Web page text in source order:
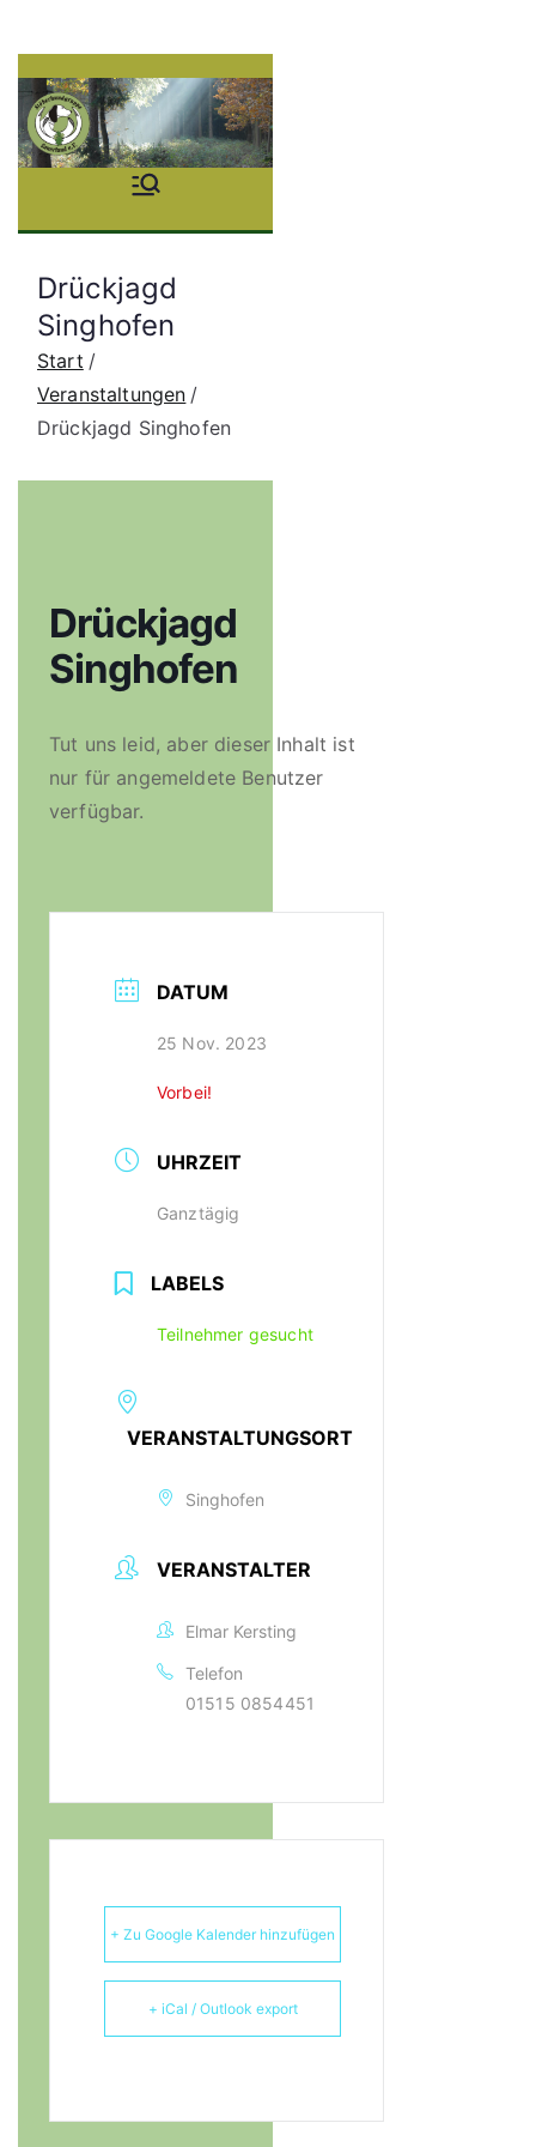
Inhalt
springen
Stöb
erhu
ndgr
uppe
Saue
Drückjagd
Singhofen
Start
Veranstaltungen
Drückjagd Singhofen
Drückjagd
Singhofen
Tut uns leid, aber dieser Inhalt ist
nur für angemeldete Benutzer
verfügbar.
DATUM
25 Nov. 2023
Vorbei!
UHRZEIT
Ganztägig
LABELS
Teilnehmer gesucht
VERANSTALTUNGSORT
Singhofen
VERANSTALTER
Elmar Kersting
Telefon
01515 0854451
+ Zu Google Kalender hinzufügen
+ iCal / Outlook export